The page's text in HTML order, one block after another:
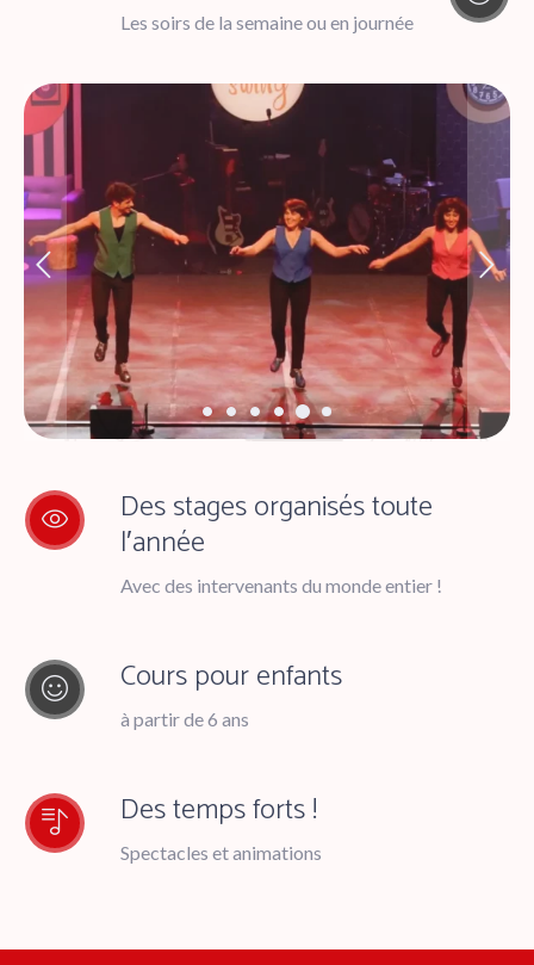
Les soirs de la semaine ou en journée
Des stages organisés toute
Avec des intervenants du monde entier !